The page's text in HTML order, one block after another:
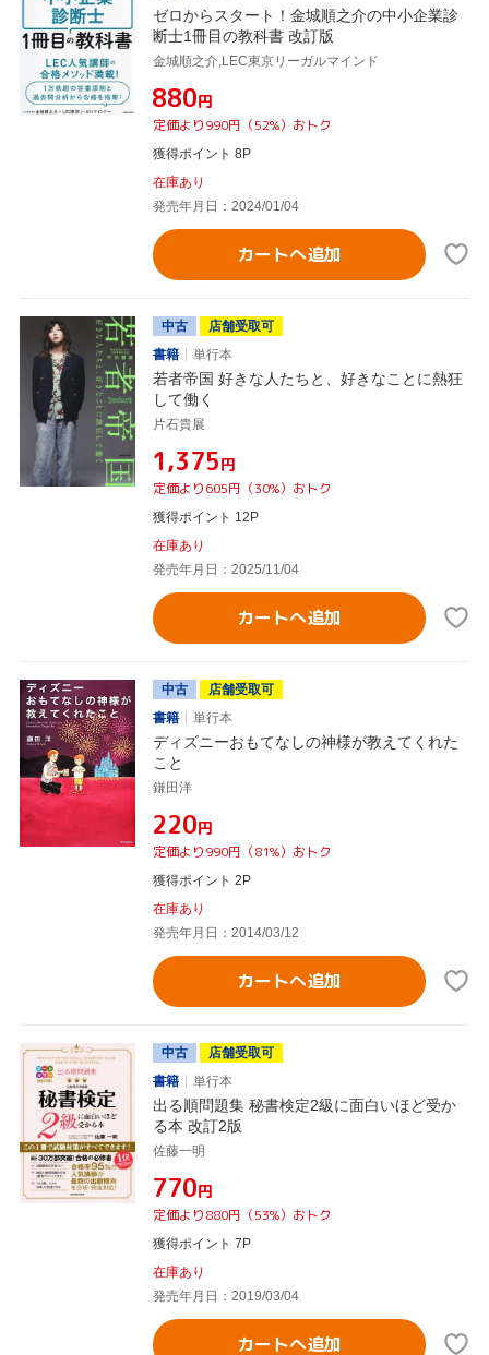
ゼロからスタート！金城順之介の中小企業診
断士1冊目の教科書 改訂版
金城順之介,LEC東京リーガルマインド
¥880円
定価より990円（52%）おトク
獲得ポイント 8P
在庫あり
発売年月日：2024/01/04
カートへ追加
中古
店舗受取可
書籍
単行本
若者帝国 好きな人たちと、好きなことに熱狂
して働く
片石貴展
¥1,375円
定価より605円（30%）おトク
獲得ポイント 12P
在庫あり
発売年月日：2025/11/04
カートへ追加
中古
店舗受取可
書籍
単行本
ディズニーおもてなしの神様が教えてくれた
こと
鎌田洋
¥220円
定価より990円（81%）おトク
獲得ポイント 2P
在庫あり
発売年月日：2014/03/12
カートへ追加
中古
店舗受取可
書籍
単行本
出る順問題集 秘書検定2級に面白いほど受か
る本 改訂2版
佐藤一明
¥770円
定価より880円（53%）おトク
獲得ポイント 7P
在庫あり
発売年月日：2019/03/04
カートへ追加